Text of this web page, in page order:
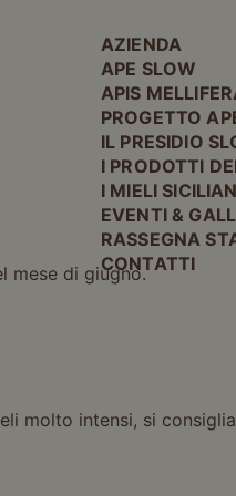
AZIENDA
APE SLOW
APIS
PROGETTO
IL PRESIDIO
I PRODOTTI
I MIELI
EVENTI &
RASSEGNA
CONTATTI
mese di giugno.
molto intensi, si